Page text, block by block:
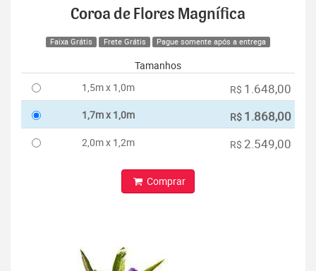
Coroa de Flores Magnífica
Faixa Grátis Frete Grátis Pague somente após a entrega
Tamanhos
1,5m x 1,0m
R$ 1.648,00
1,7m x 1,0m R$ 1.868,00
2,0m x 1,2m R$ 2.549,00
Comprar